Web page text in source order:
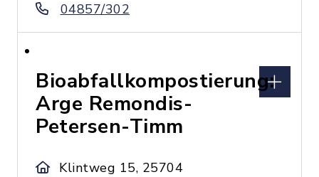
04857/302
Bioabfallkompostierung:
Arge Remondis-
Petersen-Timm
Klintweg 15, 25704